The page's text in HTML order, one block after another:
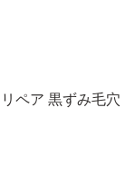
ペア 黒ずみ毛穴